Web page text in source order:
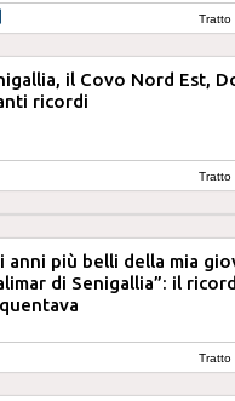
Tratto
il Covo Nord Est,
ricordi
Tratto
anni più belli della mia
di Senigallia”: il
Tratto